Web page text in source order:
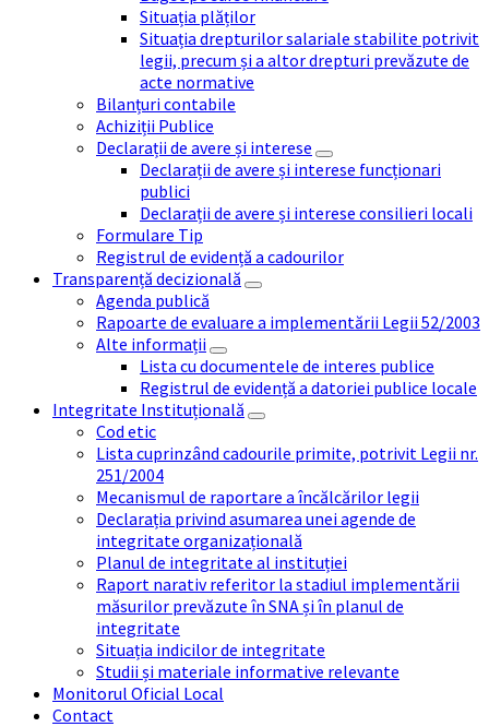
Situația plăților
Situația drepturilor salariale stabilite potrivit
legii, precum și a altor drepturi prevăzute de
acte normative
Bilanțuri contabile
Achiziții Publice
Declarații de avere și interese
Declarații de avere și interese funcționari
publici
Declarații de avere și interese consilieri locali
Formulare Tip
Registrul de evidență a cadourilor
Transparență decizională
Agenda publică
Rapoarte de evaluare a implementării Legii 52/2003
Alte informații
Lista cu documentele de interes publice
Registrul de evidență a datoriei publice locale
Integritate Instituțională
Cod etic
Lista cuprinzând cadourile primite, potrivit Legii nr.
251/2004
Mecanismul de raportare a încălcărilor legii
Declarația privind asumarea unei agende de
integritate organizațională
Planul de integritate al instituției
Raport narativ referitor la stadiul implementării
măsurilor prevăzute în SNA și în planul de
integritate
Situația indicilor de integritate
Studii și materiale informative relevante
Monitorul Oficial Local
Contact